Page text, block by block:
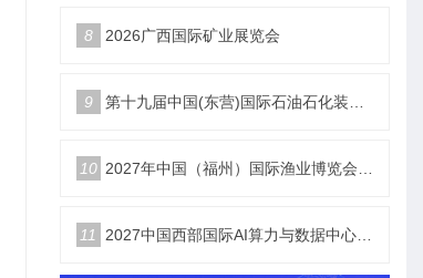
8 2026广西国际矿业展览会
9 第十九届中国(东营)国际石油石化装备与技术展览会
10 2027年中国（福州）国际渔业博览会|福州渔博会
11 2027中国西部国际AI算力与数据中心液冷产业展览会